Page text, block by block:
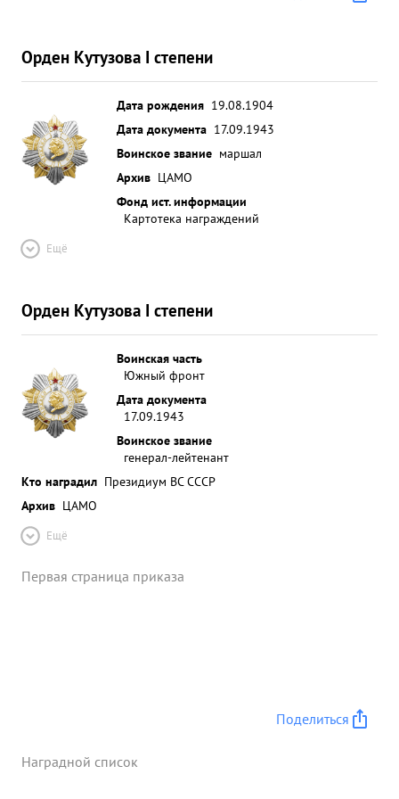
Орден Кутузова I степени
Дата рождения 19.08.1904
Дата документа 17.09.1943
Воинское звание маршал
Архив ЦАМО
Фонд ист. информации
Картотека награждений
Ещё
Орден Кутузова I степени
Воинская часть
Южный фронт
Дата документа
17.09.1943
Воинское звание
генерал-лейтенант
Кто наградил Президиум ВС СССР
Архив ЦАМО
Ещё
Первая страница приказа
Поделиться
Наградной список